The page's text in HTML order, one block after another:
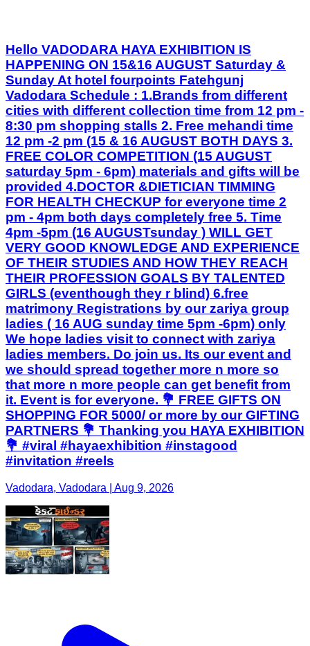
Hello VADODARA HAYA EXHIBITION IS
HAPPENING ON 15&16 AUGUST Saturday &
Sunday At hotel fourpoints Fatehgunj
Vadodara Schedule : 1.Brands from different
cities with different collection time from 12 pm -
8:30 pm shopping stalls 2. Free mehandi time
12 pm -2 pm (15 & 16 AUGUST BOTH DAYS 3.
FREE COLOR COMPETITION (15 AUGUST
saturday 5pm - 6pm) materials and gifts will be
provided 4.DOCTOR &DIETICIAN TIMMING
FOR HEALTH CHECKUP for everyone time 2
pm - 4pm both days completely free 5. Time
4pm -5pm (16 AUGUSTsunday ) WILL GET
VERY GOOD KNOWLEDGE AND EXPERIENCE
OF THEIR STUDIES AND HOW THEY REACH
THEIR PROFESSION GOALS BY TALENTED
GIRLS (eventhough they r blind) 6.free
matrimony Registrations by our zariya group
ladies ( 16 AUG sunday time 5pm -6pm) only
We hope ladies visit to connect with zariya
ladies members. Do join us. Its our event and
we should spread together more n more so
that more n more people can get benefit from
it. Event is for everyone. 💐 FREE GIFTS ON
SHOPPING FOR 5000/ or more by our GIFTING
PARTNERS 💐 Thanking you HAYA EXHIBITION
💐 #viral #hayaexhibition #instagood
#invitation #reels
Vadodara, Vadodara | Aug 9, 2026